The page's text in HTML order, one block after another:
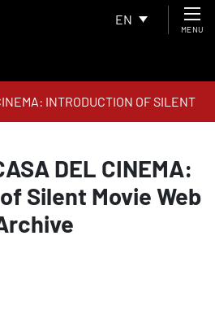
EN
MENU
INTRODUCTION OF SILENT
WEB ARCHIVE
DEL CINEMA:
Silent Movie Web